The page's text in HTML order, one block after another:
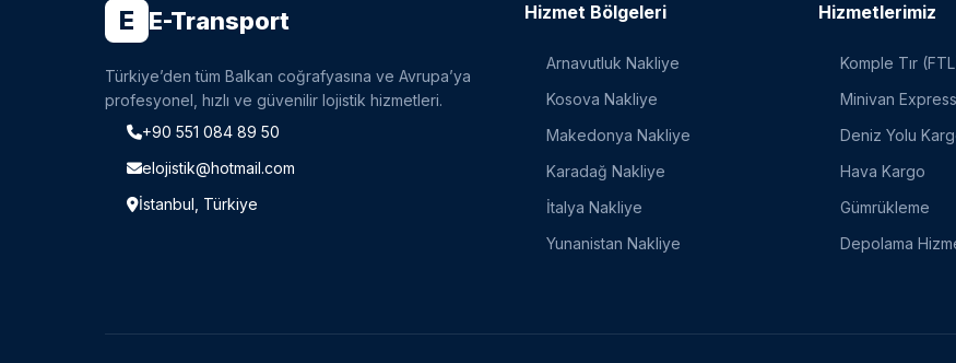
E E-Transport
Türkiye’den tüm Balkan coğrafyasına ve Avrupa’ya
profesyonel, hızlı ve güvenilir lojistik hizmetleri.
+90 551 084 89 50
elojistik@hotmail.com
İstanbul, Türkiye
Hizmet Bölgeleri
Arnavutluk Nakliye
Kosova Nakliye
Makedonya Nakliye
Karadağ Nakliye
İtalya Nakliye
Yunanistan Nakliye
Hizmetlerimiz
Komple Tır
Minivan Express
Deniz Yolu
Hava Kargo
Gümrükleme
Depolama